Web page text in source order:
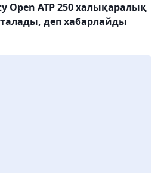
Open ATP 250 халықаралық
деп хабарлайды